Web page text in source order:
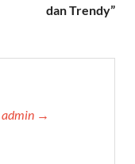
dan Trendy”
admin →